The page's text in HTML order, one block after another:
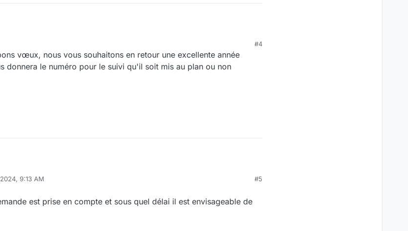
#4
vœux, nous vous souhaitons en retour une excellente année
donnera le numéro pour le suivi qu'il soit mis au plan ou non
9:13 AM #5
est prise en compte et sous quel délai il est envisageable de